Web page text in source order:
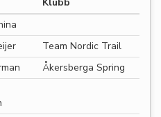
Team Nordic Trail
Åkersberga Spring